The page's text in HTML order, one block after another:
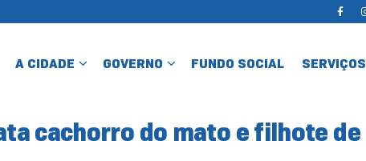
A CIDADE GOVERNO FUNDO SOCIAL SERVIÇOS
cachorro do mato e filhote de